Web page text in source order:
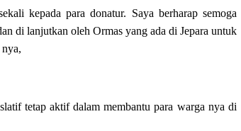
kepada para donatur. Saya berharap semoga
di lanjutkan oleh Ormas yang ada di Jepara untuk
tetap aktif dalam membantu para warga nya di